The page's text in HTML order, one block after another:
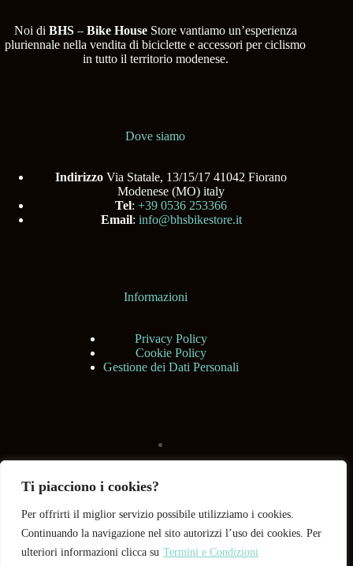
Ti piacciono i cookies?
Per offrirti il miglior servizio possibile utilizziamo i cookies.
Continuando la navigazione nel sito autorizzi l’uso dei cookies. Per
ulteriori informazioni clicca su Termini e Condizioni
Noi di BHS– Bike HouseStore vantiamo un’esperienza
pluriennale nella vendita di biciclette e accessori per ciclismo
in tutto il territorio modenese.
Dove siamo
Indirizzo Via Statale, 13/15/17 41042 Fiorano
Modenese (MO) italy
Tel:+39 0536 253366
Email: info@bhsbikestore.it
Informazioni
Privacy Policy
Cookie Policy
Gestione dei Dati Personali